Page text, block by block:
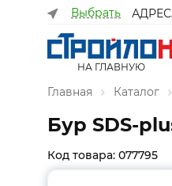
Выбрать
НА ГЛАВНУЮ
Главная Каталог
Бур SDS-
Код товара: 077795